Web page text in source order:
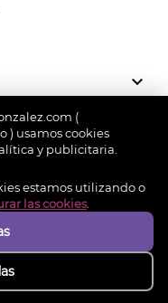

(
) usamos cookies
y publicitaria.
estamos utilizando o
las cookies.